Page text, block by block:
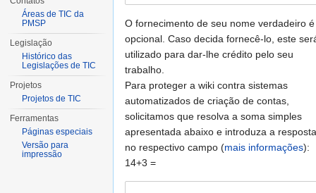
O fornecimento de seu nome verdadeiro é
opcional. Caso decida fornecê-lo, este
utilizado para dar-lhe crédito pelo seu
trabalho.
Para proteger a wiki contra sistemas
automatizados de criação de contas,
solicitamos que resolva a soma simples
apresentada abaixo e introduza a resposta
no respectivo campo (mais informações):
14+3 =
Áreas de TIC da
PMSP
Legislação
Histórico das
Legislações de TIC
Projetos
Projetos de TIC
Ferramentas
Páginas especiais
Versão para
impressão